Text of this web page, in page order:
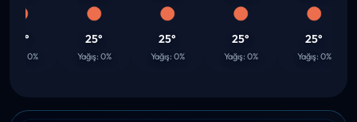
0%
25°
Yağış: 0%
25°
Yağış: 0%
25°
Yağış: 0%
25°
Yağış: 0%